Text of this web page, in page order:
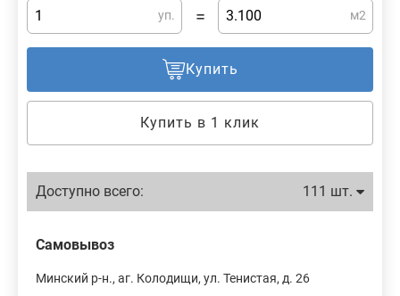
уп. = м2
Купить
Купить в 1 клик
Доступно всего: 111 шт.
Самовывоз
Минский р-н., аг. Колодищи, ул. Тенистая, д. 26